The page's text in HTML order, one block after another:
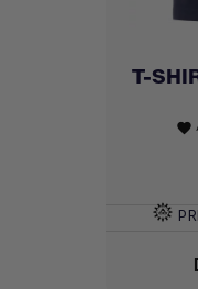
T-
favorite